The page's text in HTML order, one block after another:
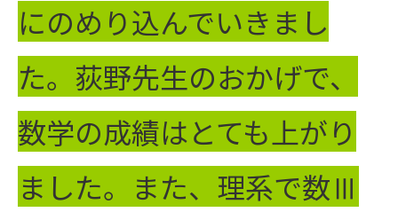
にのめり込んでいきまし
た。荻野先生のおかげで、
数学の成績はとても上がり
ました。また、理系で数Ⅲ